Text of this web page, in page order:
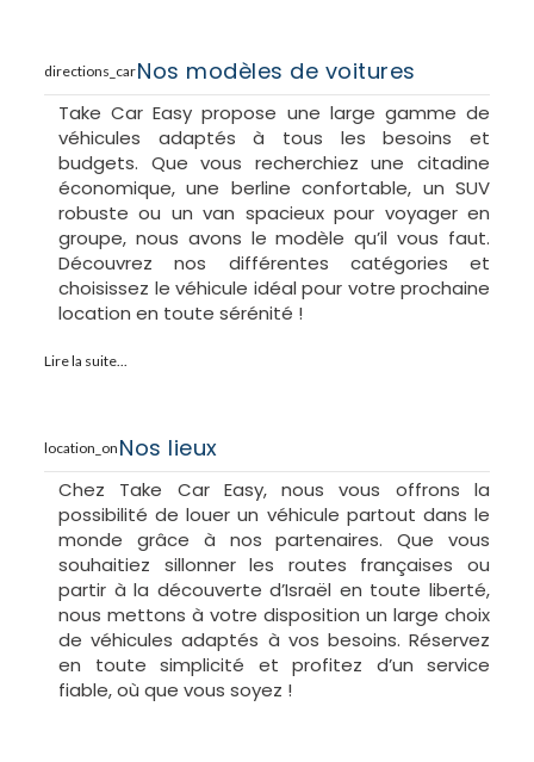
De plus, nous offrons la possibilité d'annuler
gratuitement jusqu'à 24 heures avant la
location.
directions_carNos modèles de voitures
Take Car Easy propose une large gamme de
véhicules adaptés à tous les besoins et
budgets. Que vous recherchiez une citadine
économique, une berline confortable, un SUV
robuste ou un van spacieux pour voyager en
groupe, nous avons le modèle qu’il vous faut.
Découvrez nos différentes catégories et
choisissez le véhicule idéal pour votre prochaine
location en toute sérénité !
Fiat 500 Automatique ou similaire 4 places
Hyundai i20 Automatique ou similaire 4 places
Kia Picanto Automatique ou similaire 4 places
Mazda 2 Automatique ou similaire 5 places
Mazda 3 Automatique ou similaire 5 places
Suzuki Alto Manuelle ou similaire 4 places
Honda Civic Automatique ou similaire 5 places
Berlines
Audi A6 Automatique ou similaire 5 places W
Lire la suite...
location_on Nos lieux
Chez Take Car Easy, nous vous offrons la
possibilité de louer un véhicule partout dans le
monde grâce à nos partenaires. Que vous
souhaitiez sillonner les routes françaises ou
partir à la découverte d’Israël en toute liberté,
nous mettons à votre disposition un large choix
de véhicules adaptés à vos besoins. Réservez
en toute simplicité et profitez d’un service
fiable, où que vous soyez !